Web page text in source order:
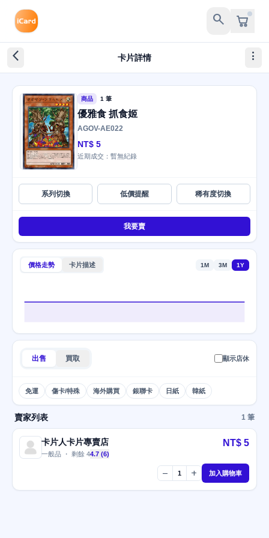
search
arrow_back_ios_new 卡片詳情 more_vert
商品 1 筆
優雅食 抓食姬
AGOV-AE022
NT$ 5
近期成交：暫無紀錄
系列切換 低價提醒 稀有度切換
我要賣
價格走勢 卡片描述 1M 3M 1Y
出售 買取 顯示店休
免運 傷卡/特殊 海外購買 銀聯卡 日紙 韓紙
賣家列表 1 筆
卡片人卡片專賣店
一般品 ・ 剩餘 44.7 (6)
NT$ 5
remove 1 add 加入購物車